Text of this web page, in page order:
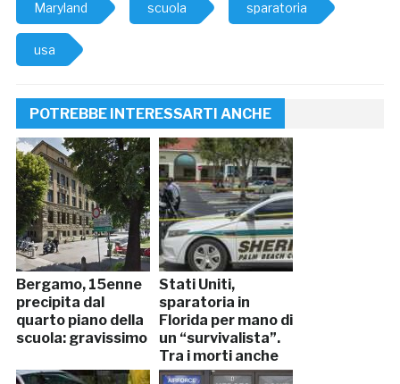
Maryland scuola sparatoria
usa
POTREBBE INTERESSARTI ANCHE
Bergamo, 15enne
precipita dal
quarto piano della
scuola: gravissimo
Stati Uniti,
sparatoria in
Florida per mano di
un “survivalista”.
Tra i morti anche
un neonato